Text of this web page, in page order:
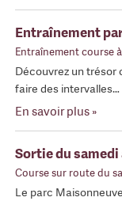
Entraînement
Entraînement course
Découvrez un trésor
faire des intervalles…
En savoir plus »
Sortie du samedi
Course sur route du
Le parc